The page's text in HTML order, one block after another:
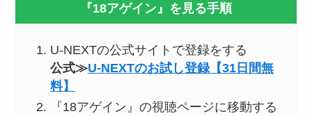
『18アゲイン』を見る手順
U-NEXTの公式サイトで登録をする
公式≫U-NEXTのお試し登録【31日間無
料】
『18アゲイン』の視聴ページに移動する